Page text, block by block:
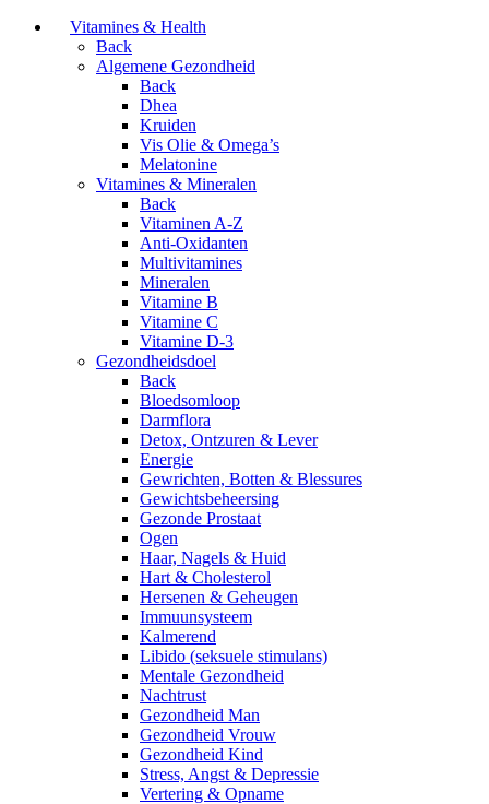
Vitamines & Health
Back
Algemene Gezondheid
Back
Dhea
Kruiden
Vis Olie & Omega’s
Melatonine
Vitamines & Mineralen
Back
Vitaminen A-Z
Anti-Oxidanten
Multivitamines
Mineralen
Vitamine B
Vitamine C
Vitamine D-3
Gezondheidsdoel
Back
Bloedsomloop
Darmflora
Detox, Ontzuren & Lever
Energie
Gewrichten, Botten & Blessures
Gewichtsbeheersing
Gezonde Prostaat
Ogen
Haar, Nagels & Huid
Hart & Cholesterol
Hersenen & Geheugen
Immuunsysteem
Kalmerend
Libido (seksuele stimulans)
Mentale Gezondheid
Nachtrust
Gezondheid Man
Gezondheid Vrouw
Gezondheid Kind
Stress, Angst & Depressie
Vertering & Opname